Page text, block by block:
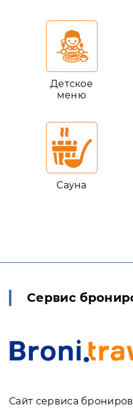
Детское
меню
Сауна
Сервис
Сайт сервиса